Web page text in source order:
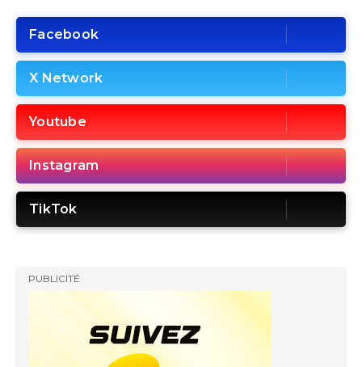
Facebook
X Network
Youtube
Instagram
TikTok
PUBLICITÉ